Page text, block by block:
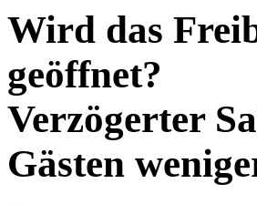
Wird das
geöffnet?
Verzögerter
Gästen